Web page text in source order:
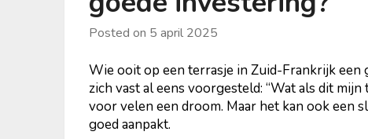
Posted on 5 april 2025
Wie ooit op een terrasje in Zuid-Frankrijk
zich vast al eens voorgesteld: “Wat als dit
voor velen een droom. Maar het kan ook een
goed aanpakt.